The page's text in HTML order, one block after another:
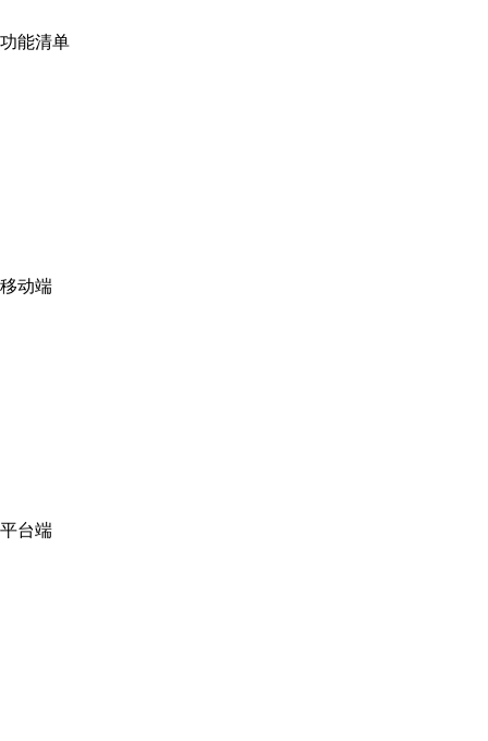
功能清单
移动端
平台端